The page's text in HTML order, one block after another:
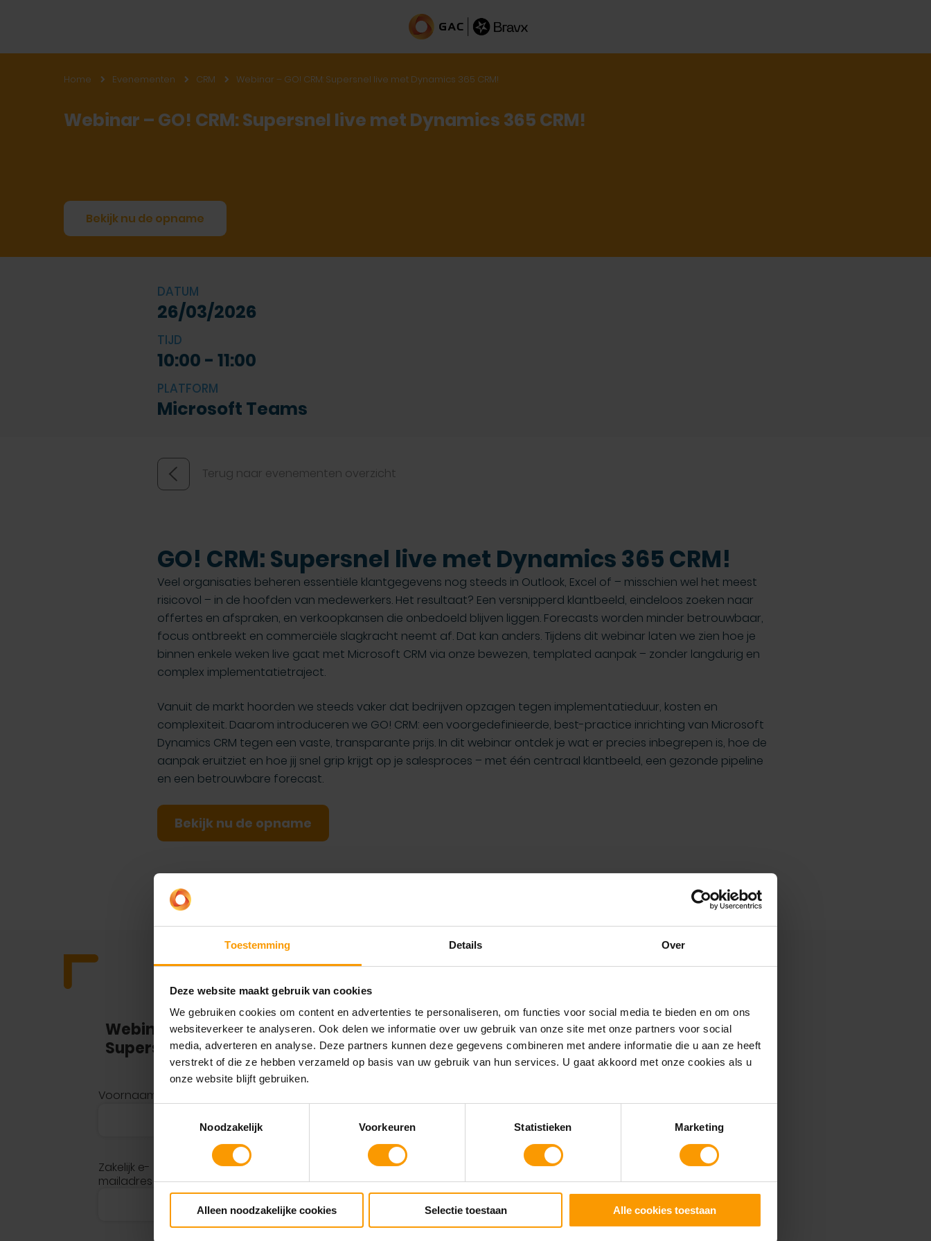
Toestemming Details Over
Deze website maakt gebruik van cookies
We gebruiken cookies om content en advertenties te personaliseren, om functies voor social media te bieden en om ons
websiteverkeer te analyseren. Ook delen we informatie over uw gebruik van onze site met onze partners voor social
media, adverteren en analyse. Deze partners kunnen deze gegevens combineren met andere informatie die u aan ze heeft
verstrekt of die ze hebben verzameld op basis van uw gebruik van hun services. U gaat akkoord met onze cookies als u
onze website blijft gebruiken.
Noodzakelijk
Voorkeuren Statistieken Marketing
Alleen noodzakelijke cookies Selectie toestaan Alle cookies toestaan
Home Evenementen CRM Webinar – GO! CRM: Supersnel live met Dynamics 365 CRM!
Webinar – GO! CRM: Supersnel live met Dynamics 365 CRM!
Bekijk nu de opname
DATUM
26/03/2026
TIJD
10:00 - 11:00
PLATFORM
Microsoft Teams
Terug naar evenementen overzicht
GO! CRM: Supersnel live met Dynamics 365 CRM!
Veel organisaties beheren essentiële klantgegevens nog steeds in Outlook, Excel of – misschien wel het meest
risicovol – in de hoofden van medewerkers. Het resultaat? Een versnipperd klantbeeld, eindeloos zoeken naar
offertes en afspraken, en verkoopkansen die onbedoeld blijven liggen. Forecasts worden minder betrouwbaar,
focus ontbreekt en commerciële slagkracht neemt af. Dat kan anders. Tijdens dit webinar laten we zien hoe je
binnen enkele weken live gaat met Microsoft CRM via onze bewezen, templated aanpak – zonder langdurig en
complex implementatietraject.
Vanuit de markt hoorden we steeds vaker dat bedrijven opzagen tegen implementatieduur, kosten en
complexiteit. Daarom introduceren we GO! CRM: een voorgedefinieerde, best-practice inrichting van Microsoft
Dynamics CRM tegen een vaste, transparante prijs. In dit webinar ontdek je wat er precies inbegrepen is, hoe de
aanpak eruitziet en hoe jij snel grip krijgt op je salesproces – met één centraal klantbeeld, een gezonde pipeline
en een betrouwbare forecast.
Bekijk nu de opname
10.00
Webinar terugkijken - GO! CRM:
Supersnel live met Dynamics 365 CRM!
Voornaam
Zakelijk e-
mailadres
Bedrijfsnaam